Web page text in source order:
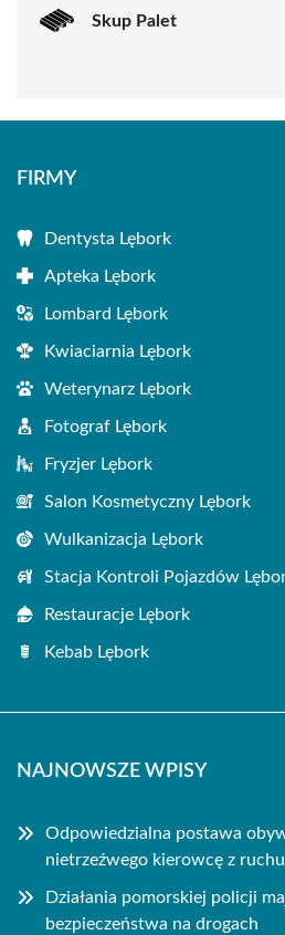
Skup Palet
FIRMY
Dentysta Lębork
Apteka Lębork
Lombard Lębork
Kwiaciarnia Lębork
Weterynarz Lębork
Fotograf Lębork
Fryzjer Lębork
Salon Kosmetyczny Lębork
Wulkanizacja Lębork
Stacja Kontroli Pojazdów
Restauracje Lębork
Kebab Lębork
NAJNOWSZE WPISY
Odpowiedzialna postawa
nietrzeźwego kierowcę z ruchu
Działania pomorskiej policji
bezpieczeństwa na drogach